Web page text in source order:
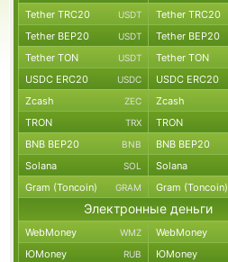
Tether TRC20 USDT Tether TRC20
Tether BEP20 USDT Tether BEP20
Tether TON USDT Tether TON
USDC ERC20 USDC USDC ERC20
Zcash ZEC Zcash
TRON TRX TRON
BNB BEP20 BNB BNB BEP20
Solana SOL Solana
Gram (Toncoin) GRAM Gram (Toncoin)
Электронные деньги
WebMoney WMZ WebMoney
ЮMoney RUB ЮMoney